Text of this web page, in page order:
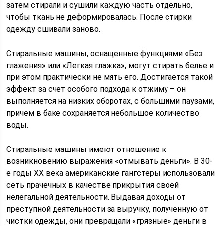
затем стирали и сушили каждую часть отдельно,
чтобы ткань не деформировалась. После стирки
одежду сшивали заново.
Стиральные машины, оснащенные функциями «Без
глажения» или «Легкая глажка», могут стирать белье и
при этом практически не мять его. Достигается такой
эффект за счет особого подхода к отжиму – он
выполняется на низких оборотах, с большими паузами,
причем в баке сохраняется небольшое количество
воды.
Стиральные машины имеют отношение к
возникновению выражения «отмывать деньги». В 30-
е годы XX века американские гангстеры использовали
сеть прачечных в качестве прикрытия своей
нелегальной деятельности. Выдавая доходы от
преступной деятельности за выручку, полученную от
чистки одежды, они превращали «грязные» деньги в